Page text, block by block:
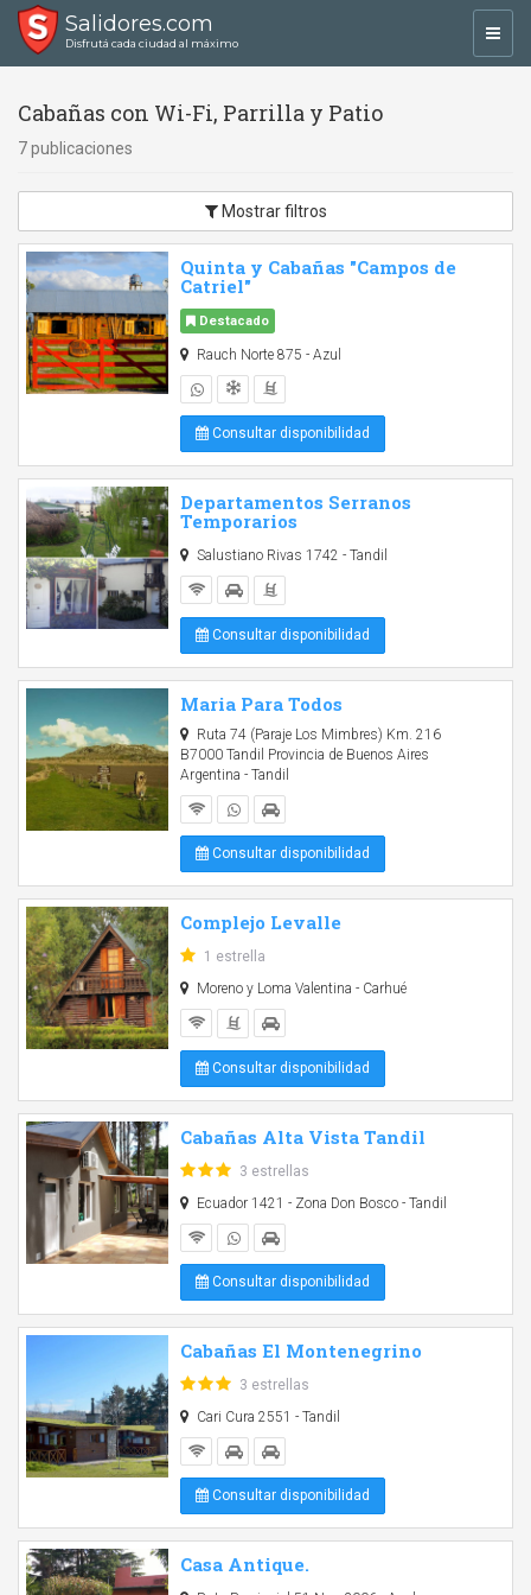
Salidores.com
Disfrutá cada ciudad al máximo
Cabañas con Wi-Fi, Parrilla y Patio
7 publicaciones
Mostrar filtros
Quinta y Cabañas "Campos de
Catriel"
Destacado
Rauch Norte 875 - Azul
Consultar disponibilidad
Departamentos Serranos
Temporarios
Salustiano Rivas 1742 - Tandil
Consultar disponibilidad
Maria Para Todos
Ruta 74 (Paraje Los Mimbres) Km. 216
B7000 Tandil Provincia de Buenos Aires
Argentina - Tandil
Consultar disponibilidad
Complejo Levalle
1 estrella
Moreno y Loma Valentina - Carhué
Consultar disponibilidad
Cabañas Alta Vista Tandil
3 estrellas
Ecuador 1421 - Zona Don Bosco - Tandil
Consultar disponibilidad
Cabañas El Montenegrino
3 estrellas
Cari Cura 2551 - Tandil
Consultar disponibilidad
Casa Antique.